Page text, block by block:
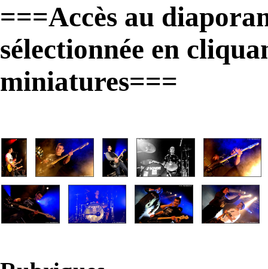
===Accès au
sélectionnée en
miniatures===